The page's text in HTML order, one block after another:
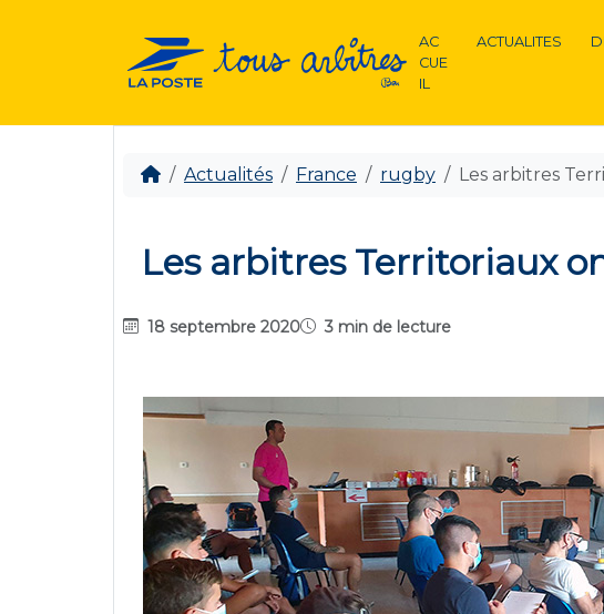
AC
CUE
IL
ACTUALITES
Actualités France rugby Les arbitres
Les arbitres Territoriaux
18 septembre 2020 3 min de lecture